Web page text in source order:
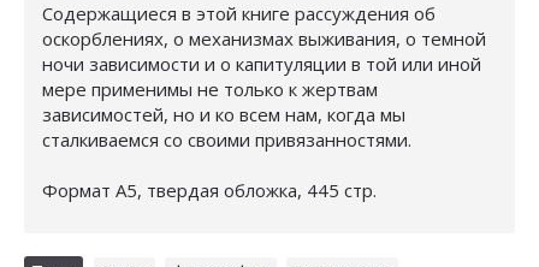
Содержащиеся в этой книге рассуждения об
оскорблениях, о механизмах выживания, о темной
ночи зависимости и о капитуляции в той или иной
мере применимы не только к жертвам
зависимостей, но и ко всем нам, когда мы
сталкиваемся со своими привязанностями.
Формат А5, твердая обложка, 445 стр.